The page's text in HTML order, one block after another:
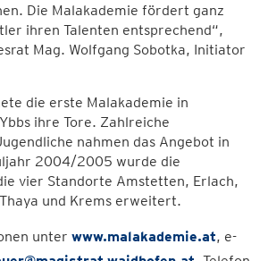
Die Malakademie fördert ganz
ihren Talenten entsprechend“,
Mag. Wolfgang Sobotka, Initiator
die erste Malakademie in
ihre Tore. Zahlreiche
nahmen das Angebot in
2004/2005 wurde die
vier Standorte Amstetten, Erlach,
und Krems erweitert.
unter www.malakademie.at, e-